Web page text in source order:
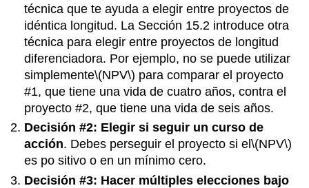
técnica que te ayuda a elegir entre proyectos de
idéntica longitud. La Sección 15.2 introduce otra
técnica para elegir entre proyectos de longitud
diferenciadora. Por ejemplo, no se puede utilizar
simplemente\(NPV\) para comparar el proyecto
#1, que tiene una vida de cuatro años, contra el
proyecto #2, que tiene una vida de seis años.
Decisión #2: Elegir si seguir un curso de
acción. Debes perseguir el proyecto si el\(NPV\)
es positivo o en un mínimo cero.
Decisión #3: Hacer múltiples elecciones bajo